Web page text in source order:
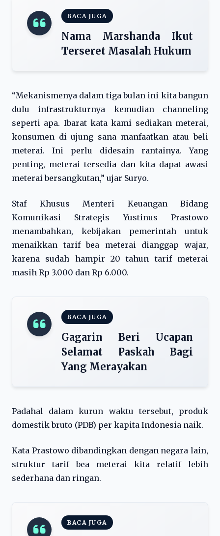
BACA JUGA
Nama Marshanda Ikut
Terseret Masalah Hukum
“Mekanismenya dalam tiga bulan ini kita bangun
dulu infrastrukturnya kemudian channeling
seperti apa. Ibarat kata kami sediakan meterai,
konsumen di ujung sana manfaatkan atau beli
meterai. Ini perlu didesain rantainya. Yang
penting, meterai tersedia dan kita dapat awasi
meterai bersangkutan,” ujar Suryo.
Staf Khusus Menteri Keuangan Bidang
Komunikasi Strategis Yustinus Prastowo
menambahkan, kebijakan pemerintah untuk
menaikkan tarif bea meterai dianggap wajar,
karena sudah hampir 20 tahun tarif meterai
masih Rp 3.000 dan Rp 6.000.
BACA JUGA
Gagarin Beri Ucapan
Selamat Paskah Bagi
Yang Merayakan
Padahal dalam kurun waktu tersebut, produk
domestik bruto (PDB) per kapita Indonesia naik.
Kata Prastowo dibandingkan dengan negara lain,
struktur tarif bea meterai kita relatif lebih
sederhana dan ringan.
BACA JUGA